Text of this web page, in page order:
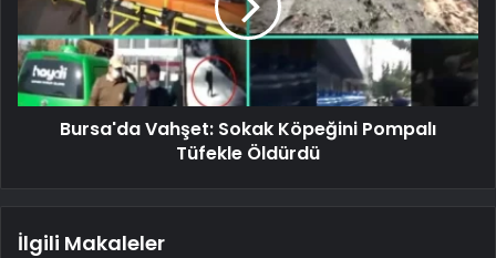
Bursa'da Vahşet: Sokak Köpeğini Pompalı
Tüfekle Öldürdü
İlgili Makaleler